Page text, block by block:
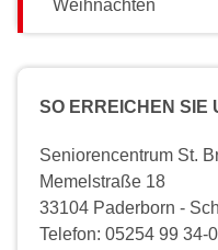
Weihnachten
SO ERREICHEN SIE
Seniorencentrum St.
Memelstraße 18
33104 Paderborn -
Telefon: 05254 99 34-0